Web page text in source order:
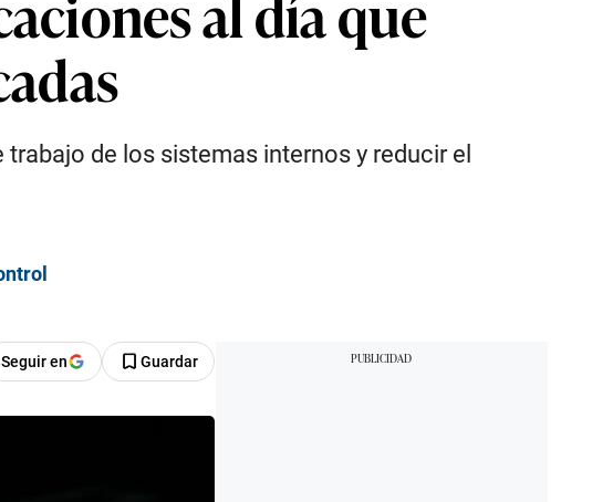
de los sistemas internos y reducir el
Seguir en Guardar